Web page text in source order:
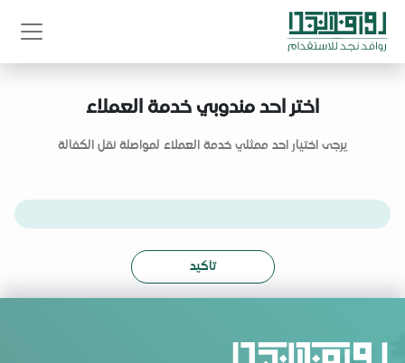
اختر احد مندوبي خدمة العملاء
يرجى اختيار احد ممثلي خدمة العملاء لمواصلة نقل الكفالة
تأكيد